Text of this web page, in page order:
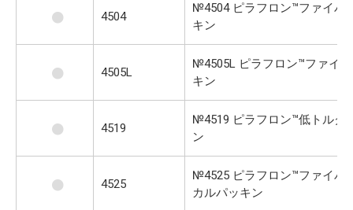
4504
№4504 ピラフロン™ファイバ
キン
4505L
№4505L ピラフロン™ファイ
キン
4519
№4519 ピラフロン™低トルク
ン
4525
№4525 ピラフロン™ファイバ
カルパッキン